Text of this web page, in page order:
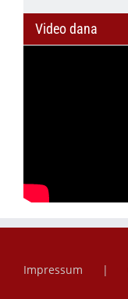
Video dana
Impressum